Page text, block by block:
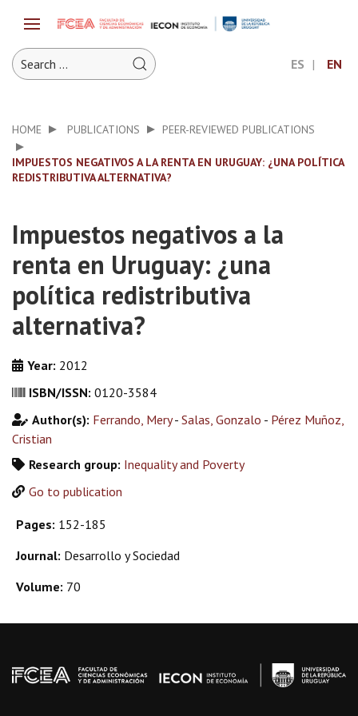
ES EN
HOME PUBLICATIONS PEER-REVIEWED PUBLICATIONS
IMPUESTOS NEGATIVOS A LA RENTA EN URUGUAY: ¿UNA POLÍTICA
REDISTRIBUTIVA ALTERNATIVA?
Impuestos negativos a la
renta en Uruguay: ¿una
política redistributiva
alternativa?
Year: 2012
ISBN/ISSN: 0120-3584
Author(s): Ferrando, Mery- Salas, Gonzalo - Pérez Muñoz,
Cristian
Research group: Inequality and Poverty
Go to publication
Pages: 152-185
Journal: Desarrollo y Sociedad
Volume: 70